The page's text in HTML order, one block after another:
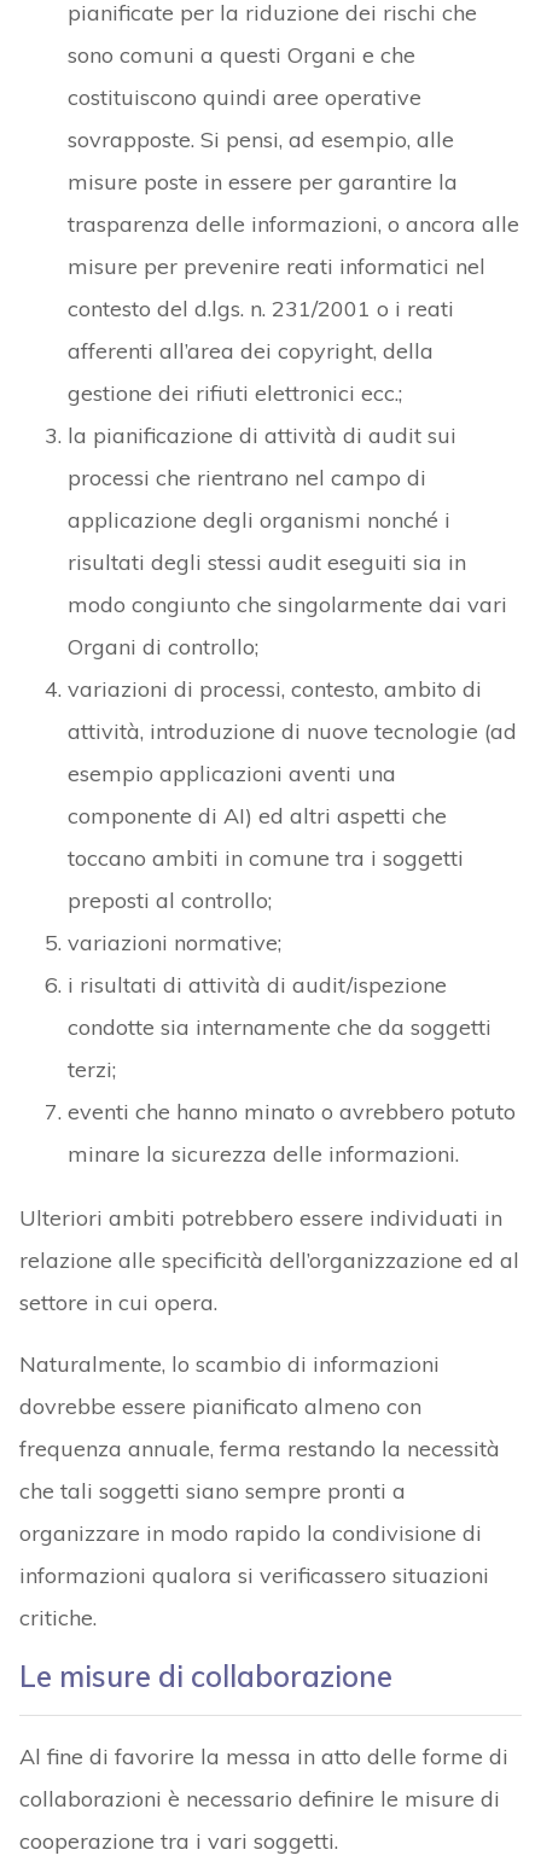
pianificate per la riduzione dei rischi che
sono comuni a questi Organi e che
costituiscono quindi aree operative
sovrapposte. Si pensi, ad esempio, alle
misure poste in essere per garantire la
trasparenza delle informazioni, o ancora alle
misure per prevenire reati informatici nel
contesto del d.lgs. n. 231/2001 o i reati
afferenti all’area dei copyright, della
gestione dei rifiuti elettronici ecc.;
la pianificazione di attività di audit sui
processi che rientrano nel campo di
applicazione degli organismi nonché i
risultati degli stessi audit eseguiti sia in
modo congiunto che singolarmente dai vari
Organi di controllo;
variazioni di processi, contesto, ambito di
attività, introduzione di nuove tecnologie (ad
esempio applicazioni aventi una
componente di AI) ed altri aspetti che
toccano ambiti in comune tra i soggetti
preposti al controllo;
variazioni normative;
i risultati di attività di audit/ispezione
condotte sia internamente che da soggetti
terzi;
eventi che hanno minato o avrebbero potuto
minare la sicurezza delle informazioni.
Ulteriori ambiti potrebbero essere individuati in
relazione alle specificità dell’organizzazione ed al
settore in cui opera.
Naturalmente, lo scambio di informazioni
dovrebbe essere pianificato almeno con
frequenza annuale, ferma restando la necessità
che tali soggetti siano sempre pronti a
organizzare in modo rapido la condivisione di
informazioni qualora si verificassero situazioni
critiche.
Le misure di collaborazione
Al fine di favorire la messa in atto delle forme di
collaborazioni è necessario definire le misure di
cooperazione tra i vari soggetti.